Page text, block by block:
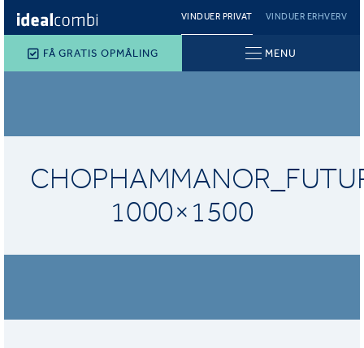
VINDUER PRIVAT VINDUER ERHVERV
FÅ GRATIS OPMÅLING MENU
1000×1500